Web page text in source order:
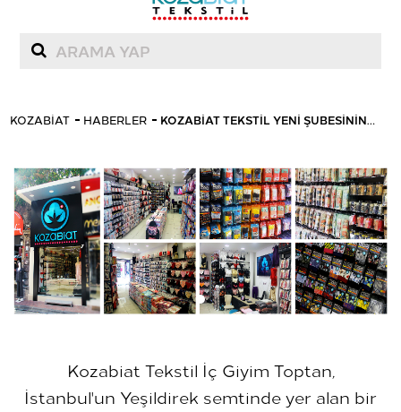
KOZABIAT HABERLER
KOZABIAT TEKSTIL YENI ŞUBESININ
Kozabiat Tekstil İç Giyim Toptan,
İstanbul'un Yeşildirek semtinde yer alan bir